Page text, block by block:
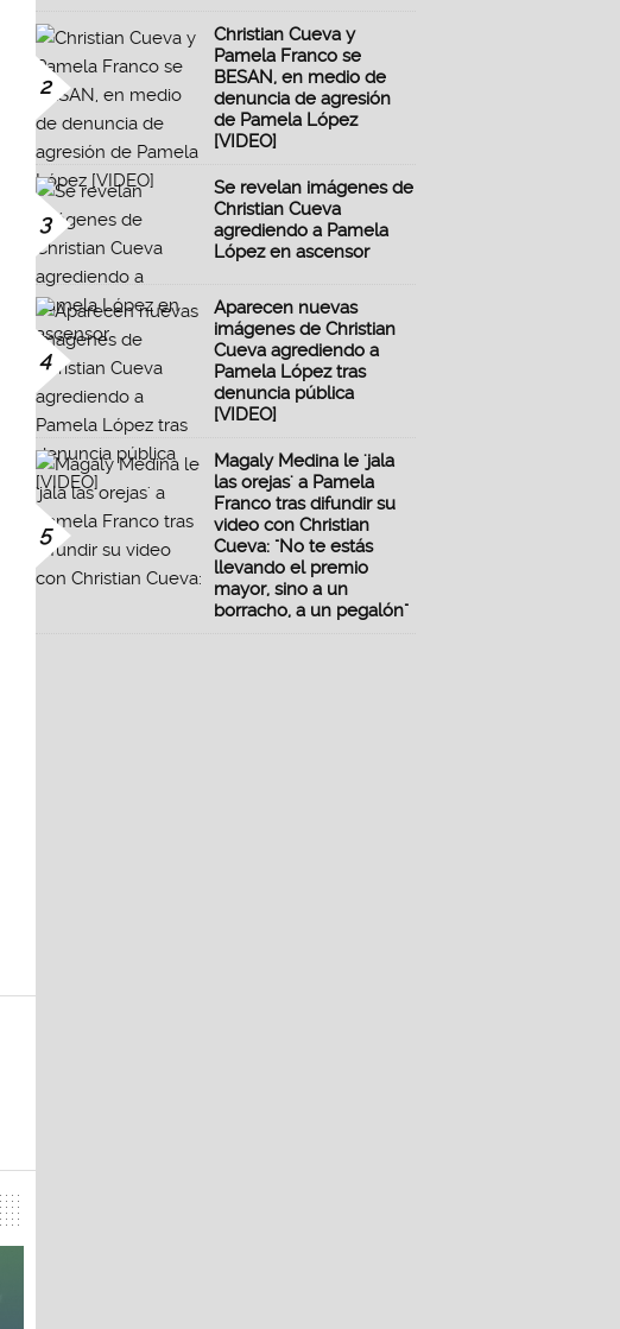
2
Christian Cueva y
Pamela Franco se
BESAN, en medio de
denuncia de agresión
de Pamela López
[VIDEO]
3
Se revelan imágenes de
Christian Cueva
agrediendo a Pamela
López en ascensor
4
Aparecen nuevas
imágenes de Christian
Cueva agrediendo a
Pamela López tras
denuncia pública
[VIDEO]
5
Magaly Medina le 'jala
las orejas' a Pamela
Franco tras difundir su
video con Christian
Cueva: "No te estás
llevando el premio
mayor, sino a un
borracho, a un pegalón"